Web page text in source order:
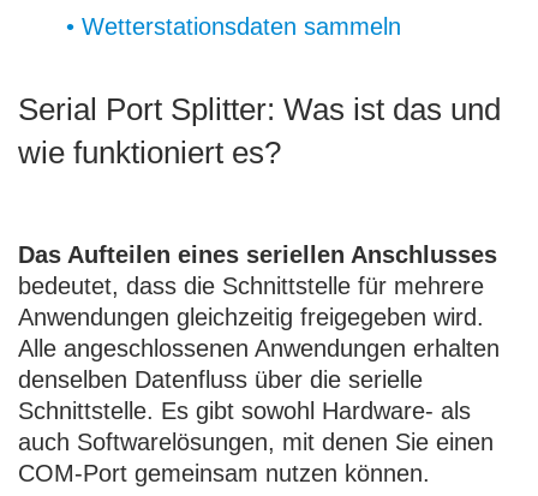
• Wetterstationsdaten sammeln
Serial Port Splitter: Was ist das und
wie funktioniert es?
Das Aufteilen eines seriellen Anschlusses
bedeutet, dass die Schnittstelle für mehrere
Anwendungen gleichzeitig freigegeben wird.
Alle angeschlossenen Anwendungen erhalten
denselben Datenfluss über die serielle
Schnittstelle. Es gibt sowohl Hardware- als
auch Softwarelösungen, mit denen Sie einen
COM-Port gemeinsam nutzen können.